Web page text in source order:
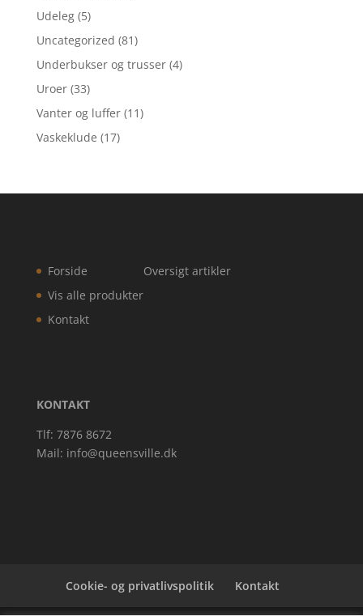
Udeleg (5)
Uncategorized (81)
Underbukser og trusser (4)
Uroer (33)
Vanter og luffer (11)
Vaskeklude (17)
Forside
Vis alle produkter
Kontakt
Oversigt artikler
KONTAKT
Tlf: 7876 8672
Mail: info@queensville.dk
Cookie- og privatlivspolitik Kontakt